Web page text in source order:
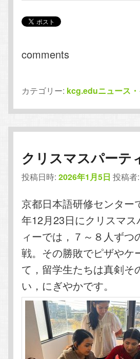
comments
カテゴリー: kcg.eduニュース・
クリスマスパーテ
投稿日時:2026年1月5日 投稿者:
京都日本語研修センター
年12月23日にクリスマ
ィーでは，７～８人ず
戦。その勝敗でピザやケ
て，留学生たちは真剣そ
い，にぎやかです。